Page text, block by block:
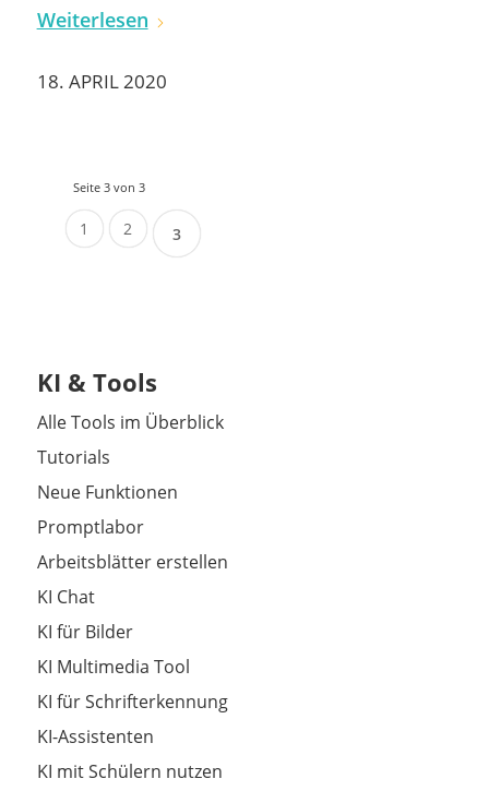
Weiterlesen
18. APRIL 2020
Seite 3 von 3
1 2 3
KI & Tools
Alle Tools im Überblick
Tutorials
Neue Funktionen
Promptlabor
Arbeitsblätter erstellen
KI Chat
KI für Bilder
KI Multimedia Tool
KI für Schrifterkennung
KI-Assistenten
KI mit Schülern nutzen